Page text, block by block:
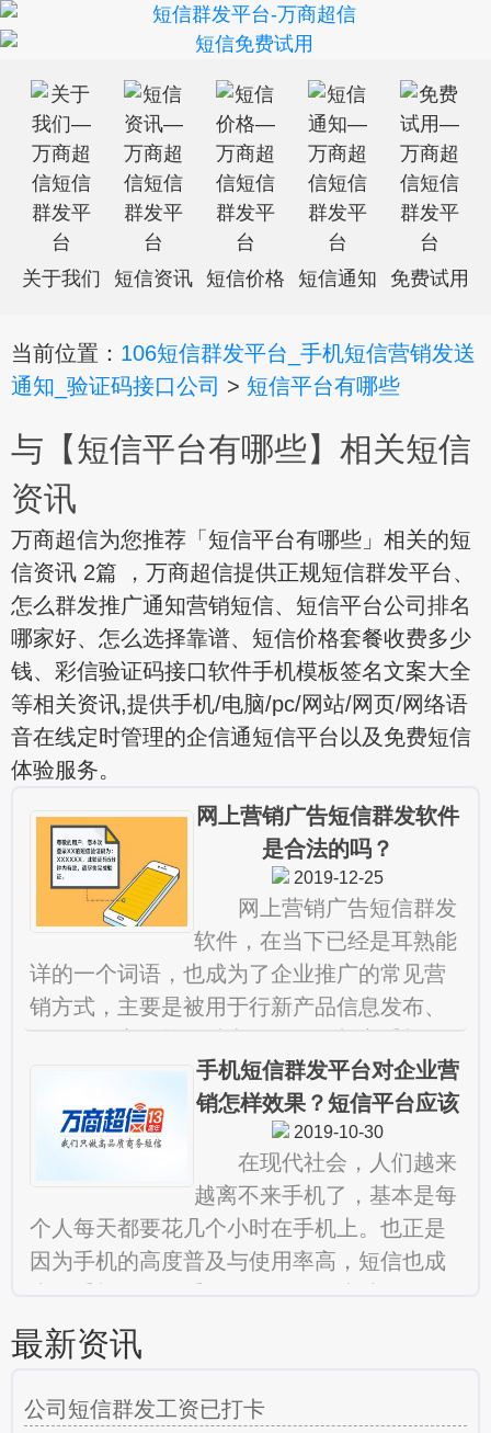
关于我们 短信资讯 短信价格 短信通知 免费试用
当前位置： 106短信群发平台_手机短信营销发送
通知_验证码接口公司 > 短信平台有哪些
与【短信平台有哪些】相关短信
资讯
万商超信为您推荐「短信平台有哪些」相关的短
信资讯 2篇 ，万商超信提供正规短信群发平台、
怎么群发推广通知营销短信、短信平台公司排名
哪家好、怎么选择靠谱、短信价格套餐收费多少
钱、彩信验证码接口软件手机模板签名文案大全
等相关资讯,提供手机/电脑/pc/网站/网页/网络语
音在线定时管理的企信通短信平台以及免费短信
体验服务。
网上营销广告短信群发软件
是合法的吗？
2019-12-25
网上营销广告短信群发
软件，在当下已经是耳熟能
详的一个词语，也成为了企业推广的常见营
销方式，主要是被用于行新产品信息发布、
信导向准确、到达率接近100手机短信群发平台对企业营
销怎样效果？短信平台应该
如何操作？
2019-10-30
在现代社会，人们越来
越离不来手机了，基本是每
个人每天都要花几个小时在手机上。也正是
因为手机的高度普及与使用率高，短信也成
使用的短信数量仅次于电话的使
最新资讯
公司短信群发工资已打卡